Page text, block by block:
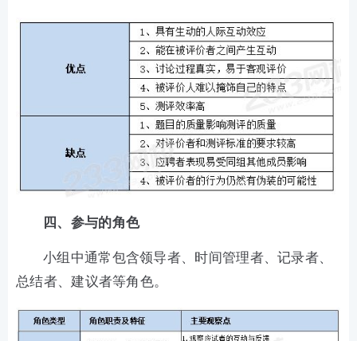
四、参与的角色
小组中通常包含领导者、时间管理者、记录者、
总结者、建议者等角色。